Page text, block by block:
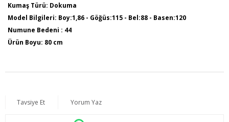
Kumaş Türü: Dokuma
Model Bilgileri: Boy:1,86 - Göğüs:115 - Bel:88 - Basen:120
Numune Bedeni : 44
Ürün Boyu: 80 cm
Tavsiye Et Yorum Yaz